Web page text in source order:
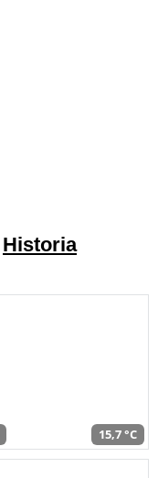
Historia
15,7 °C